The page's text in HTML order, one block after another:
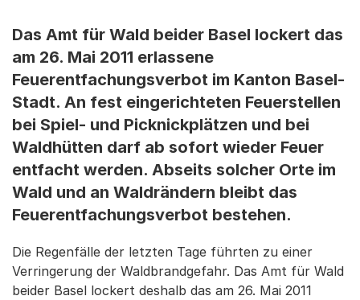
Das Amt für Wald beider Basel lockert das
am 26. Mai 2011 erlassene
Feuerentfachungsverbot im Kanton Basel-
Stadt. An fest eingerichteten Feuerstellen
bei Spiel- und Picknickplätzen und bei
Waldhütten darf ab sofort wieder Feuer
entfacht werden. Abseits solcher Orte im
Wald und an Waldrändern bleibt das
Feuerentfachungsverbot bestehen.
Die Regenfälle der letzten Tage führten zu einer
Verringerung der Waldbrandgefahr. Das Amt für Wald
beider Basel lockert deshalb das am 26. Mai 2011